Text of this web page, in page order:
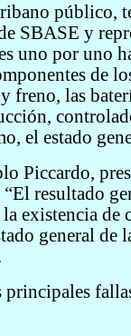
público,
SBASE y
uno por uno
de
freno, las
el estado
Piccardo,
resultado
existencia de
general de
principales